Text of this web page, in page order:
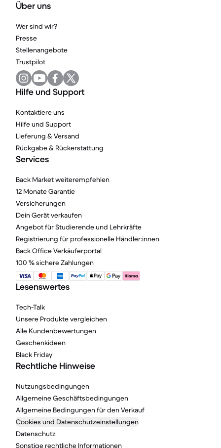
Über uns
Wer sind wir?
Presse
Stellenangebote
Trustpilot
Hilfe und Support
Kontaktiere uns
Hilfe und Support
Lieferung & Versand
Rückgabe & Rückerstattung
Services
Back Market weiterempfehlen
12 Monate Garantie
Versicherungen
Dein Gerät verkaufen
Angebot für Studierende und Lehrkräfte
Registrierung für professionelle Händler:innen
Back Office Verkäuferportal
100 % sichere Zahlungen
Lesenswertes
Tech-Talk
Unsere Produkte vergleichen
Alle Kundenbewertungen
Geschenkideen
Black Friday
Rechtliche Hinweise
Nutzungsbedingungen
Allgemeine Geschäftsbedingungen
Allgemeine Bedingungen für den Verkauf
Cookies und Datenschutzeinstellungen
Datenschutz
Sonstige rechtliche Informationen